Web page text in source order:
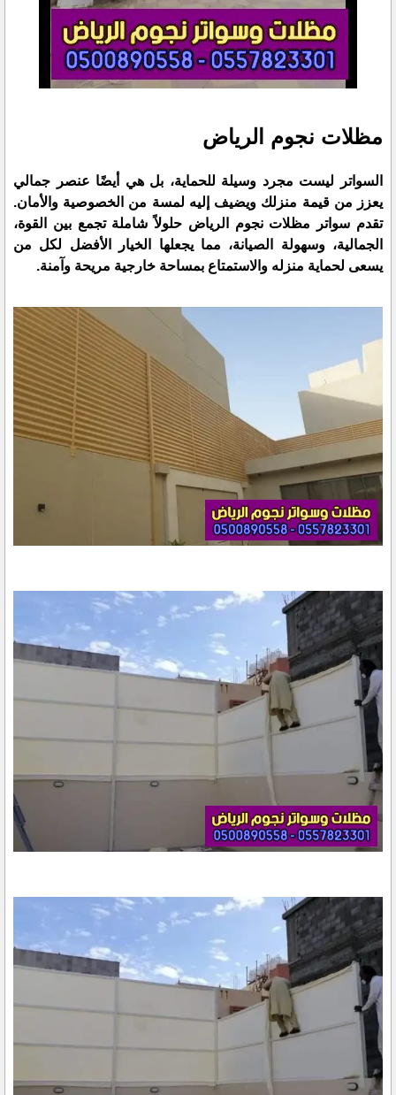
مظلات نجوم الرياض
السواتر ليست مجرد وسيلة للحماية، بل هي أيضًا عنصر جمالي
يعزز من قيمة منزلك ويضيف إليه لمسة من الخصوصية والأمان.
تقدم سواتر مظلات نجوم الرياض حلولاً شاملة تجمع بين القوة،
الجمالية، وسهولة الصيانة، مما يجعلها الخيار الأفضل لكل من
يسعى لحماية منزله والاستمتاع بمساحة خارجية مريحة وآمنة.